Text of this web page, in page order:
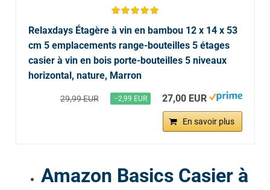
Relaxdays Étagère à vin en bambou 12 x 14 x 53
cm 5 emplacements range-bouteilles 5 étages
casier à vin en bois porte-bouteilles 5 niveaux
horizontal, nature, Marron
29,99 EUR −2,99 EUR 27,00 EUR
En savoir plus
Amazon Basics Casier à